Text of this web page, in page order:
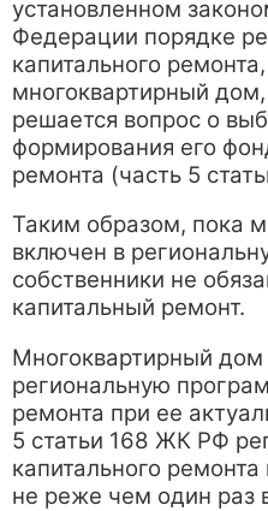
установленном
Федерации порядке
капитального
многоквартирный
решается вопрос о
формирования его
ремонта (часть 5
Таким образом, пока
включен в
собственники не
капитальный ремонт.
Многоквартирный
региональную
ремонта при ее
5 статьи 168 ЖК РФ
капитального
не реже чем один раз